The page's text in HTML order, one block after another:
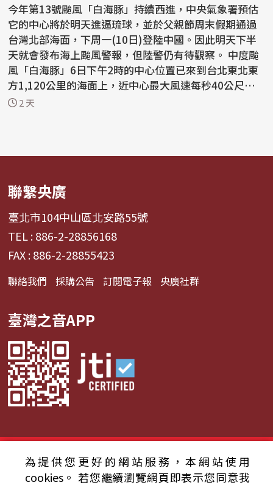
今年第13號颱風「白海豚」持續西進，中央氣象署預估
它的中心將於明天進逼琉球，並於父親節周末假期通過
台灣北部海面，下周一(10日)登陸中國。因此明天下半
天就會發布海上颱風警報，但陸警仍有待觀察。 中度颱
風「白海豚」6日下午2時的中心位置已來到台北東北東
方1,120公里的海面上，近中心最大風速每秒40公尺，7
級風...
2 天
聯繫央廣
臺北市104中山區北安路55號
TEL : 886-2-28856168
FAX : 886-2-28855423
聯絡我們 採購公告 訂閱電子報 央廣社群
臺灣之音APP
© 2024財團法人中央廣播電臺 版權所有
資通安全政策聲明
服務條款 隱私權條款
為提供您更好的網站服務，本網站使用
cookies。 若您繼續瀏覽網頁即表示您同意我